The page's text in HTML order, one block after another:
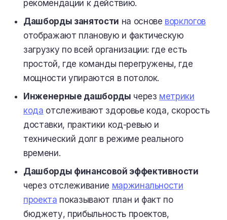
рекомендации к действию.
Дашборды занятости на основе ворклогов
отображают плановую и фактическую
загрузку по всей организации: где есть
простой, где команды перегружены, где
мощности упираются в потолок.
Инженерные дашборды через метрики
кода отслеживают здоровье кода, скорость
доставки, практики код-ревью и
технический долг в режиме реального
времени.
Дашборды финансовой эффективности
через отслеживание маржинальности
проекта показывают план и факт по
бюджету, прибыльность проектов,